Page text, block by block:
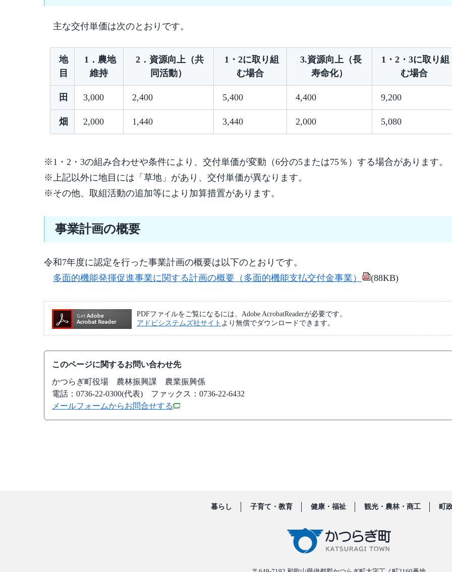
主な交付単価は次のとおりです。
地
目
1．農地
維持
2．資源向上（共
同活動）
1・2に取り組
む場合
3.資源向上（長
寿命化）
1・2・3に取り組
む場合
田 3,000 2,400 5,400 4,400 9,200
畑 2,000 1,440 3,440 2,000 5,080
※1・2・3の組み合わせや条件により、交付単価が変動（6分の5または75％）する場合があります。
※上記以外に地目には「草地」があり、交付単価が異なります。
※その他、取組活動の追加等により加算措置があります。
事業計画の概要
令和7年度に認定を行った事業計画の概要は以下のとおりです。
多面的機能発揮促進事業に関する計画の概要（多面的機能支払交付金事業）
(88KB)
PDFファイルをご覧になるには、Adobe AcrobatReaderが必要です。
アドビシステムズ社サイト より無償でダウンロードできます。
このページに関するお問い合わせ先
かつらぎ町役場 農林振興課 農業振興係
電話：0736-22-0300(代表)
ファックス：0736-22-6432
メールフォームからお問合せする
暮らし 子育て・教育 健康・福祉 観光・農林・商工 町